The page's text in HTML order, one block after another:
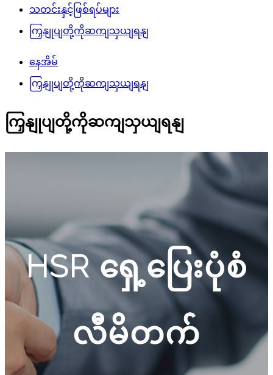
သတင်းနှင့်ဖြစ်ရပ်များ
ကြှနျုပျတို့ကိုဆကျသှယျရနျ
နေအိမ်
ကြှနျုပျတို့ကိုဆကျသှယျရနျ
ကြှနျုပျတို့ကိုဆကျသှယျရနျ
HSR ရှေ့ပြေးပုံစံ
လီမိတက်